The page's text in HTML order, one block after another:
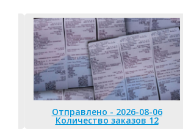
Отправлено - 2026-08-06
Количество заказов 12